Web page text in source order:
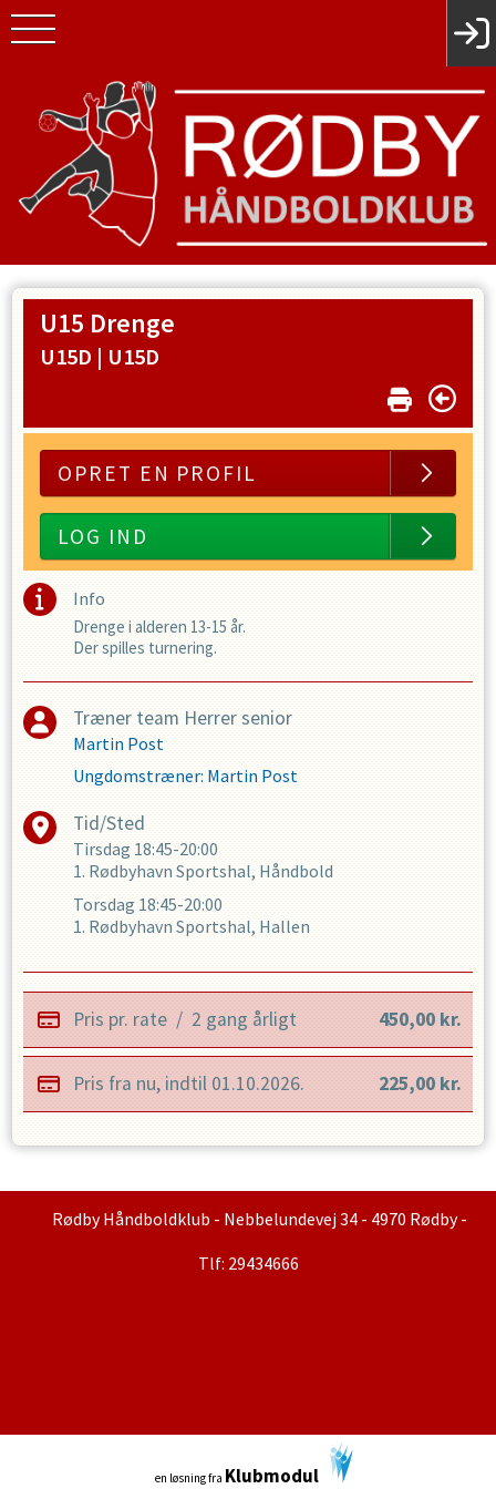
U15 Drenge
U15D | U15D
OPRET EN PROFIL
LOG IND
Info
Drenge i alderen 13-15 år.
Der spilles turnering.
Træner team Herrer senior
Martin Post
Ungdomstræner: Martin Post
Tid/Sted
Tirsdag 18:45-20:00
1. Rødbyhavn Sportshal, Håndbold
Torsdag 18:45-20:00
1. Rødbyhavn Sportshal, Hallen
Pris pr. rate / 2 gang årligt 450,00 kr.
Pris fra nu, indtil 01.10.2026. 225,00 kr.
Rødby Håndboldklub - Nebbelundevej 34 - 4970 Rødby -
Tlf: 29434666
en løsning fra Klubmodul